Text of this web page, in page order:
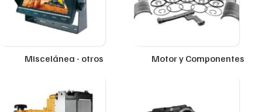
Miscelánea - otros Motor y Componentes